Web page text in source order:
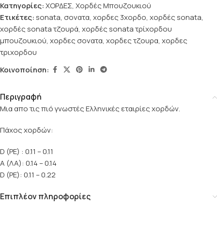
Κατηγορίες:ΧΟΡΔΕΣ, Χορδές Μπουζουκιού
Ετικέτες:sonata, σονατα, χορδες 3χορδο, χορδές sonata,
χορδές sonata τζουρά, χορδές sonata τρίχορδου
μπουζουκιού, χορδες σονατα, χορδες τζουρα, χορδες
τριχορδου
Κοινοποίηση:
Περιγραφή
Μια απο τις πιό γνωστές Ελληνικές εταιρίες χορδών.
Πάχος χορδών:
D (ΡΕ) : 0.11 – 0.11
Α (ΛΑ): 0.14 – 0.14
D (ΡΕ): 0.11 – 0.22
Επιπλέον πληροφορίες